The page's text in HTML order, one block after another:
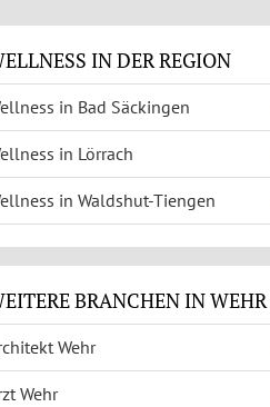
IN DER REGION
in Bad Säckingen
in Lörrach
in Waldshut-Tiengen
BRANCHEN IN WEHR
Wehr
Wehr